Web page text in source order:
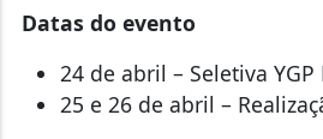
Datas do evento
24 de abril – Seletiva
25 e 26 de abril –